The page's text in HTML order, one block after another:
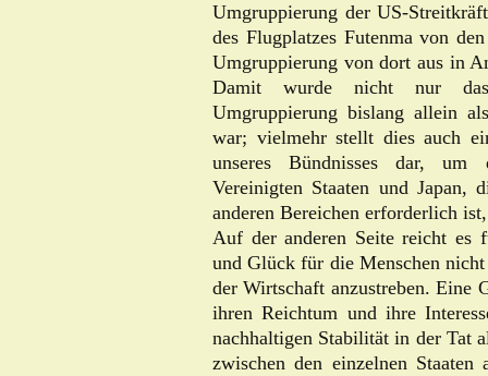
Umgruppierung der US-
des Flugplatzes Futenma von
Umgruppierung von dort aus in
Damit wurde nicht nur
Umgruppierung bislang allein
war; vielmehr stellt dies auch
unseres Bündnisses dar, um
Vereinigten Staaten und Japan,
anderen Bereichen erforderlich
Auf der anderen Seite reicht es
und Glück für die Menschen
der Wirtschaft anzustreben. Eine
ihren Reichtum und ihre
nachhaltigen Stabilität in der Tat
zwischen den einzelnen